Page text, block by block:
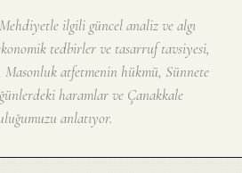
ilgili güncel analiz ve algı
tedbirler ve tasarruf tavsiyesi,
Masonluk atfetmenin hükmü, Sünnete
haramlar ve Çanakkale
anlatıyor.